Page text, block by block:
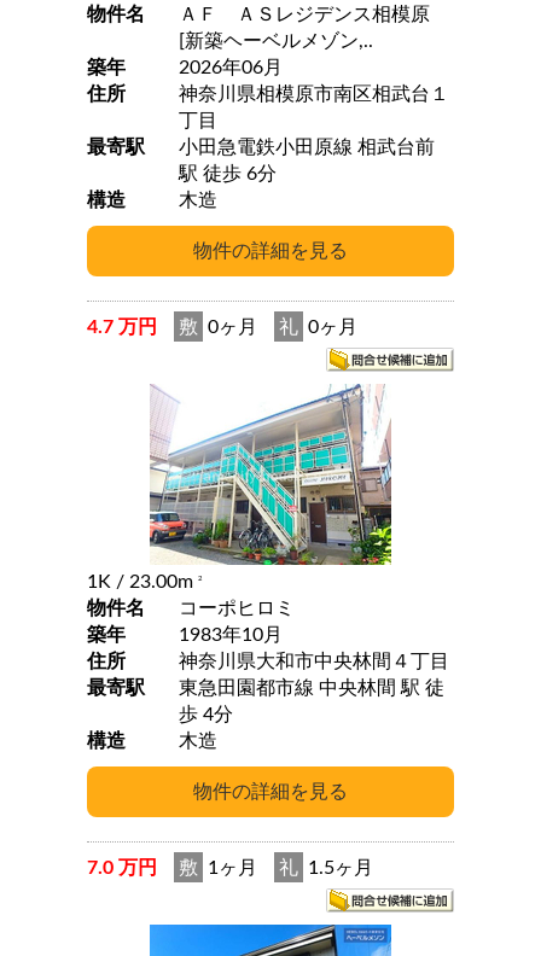
物件名
ＡＦ ＡＳレジデンス相模原
[新築ヘーベルメゾン,..
築年
2026年06月
住所
神奈川県相模原市南区相武台１
丁目
最寄駅
小田急電鉄小田原線 相武台前
駅 徒歩 6分
構造
木造
4.7 万円 敷 0ヶ月 礼 0ヶ月
1K / 23.00m 2
物件名
コーポヒロミ
築年
1983年10月
住所
神奈川県大和市中央林間４丁目
最寄駅
東急田園都市線 中央林間 駅 徒
歩 4分
構造
木造
7.0 万円 敷 1ヶ月 礼 1.5ヶ月